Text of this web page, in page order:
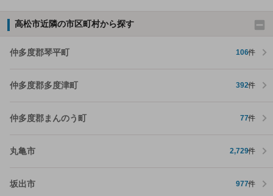
高松市近隣の市区町村から探す
仲多度郡琴平町 106件
仲多度郡多度津町 392件
仲多度郡まんのう町 77件
丸亀市 2,729件
坂出市 977件